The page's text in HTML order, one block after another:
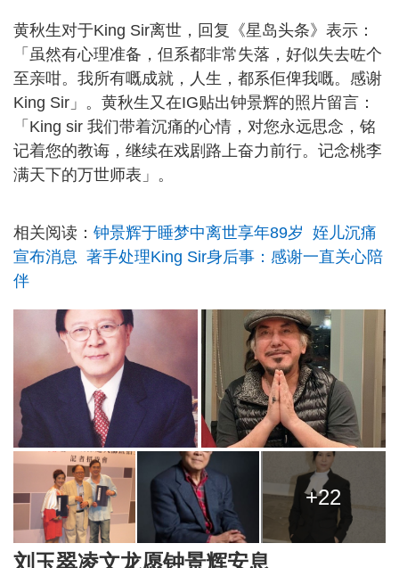
黄秋生对于King Sir离世，回复《星岛头条》表示：
「虽然有心理准备，但系都非常失落，好似失去咗个
至亲咁。我所有嘅成就，人生，都系佢俾我嘅。感谢
King Sir」。黄秋生又在IG贴出钟景辉的照片留言：
「King sir 我们带着沉痛的心情，对您永远思念，铭
记着您的教诲，继续在戏剧路上奋力前行。记念桃李
满天下的万世师表」。
相关阅读： 钟景辉于睡梦中离世享年89岁 姪儿沉痛
宣布消息 著手处理King Sir身后事：感谢一直关心陪
伴
+22
刘玉翠凌文龙愿钟景辉安息